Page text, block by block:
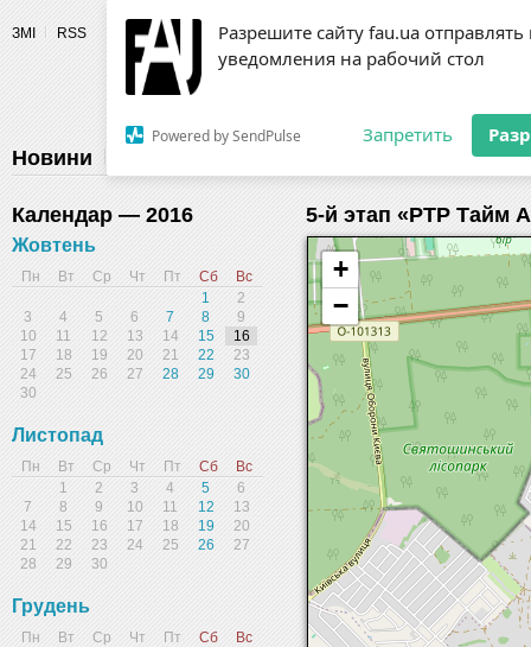
Разрешите сайту fau.ua отправлять
уведомления на рабочий стол
Powered by SendPulse Запретить
ЗМІ RSS
Новини Календар
Календар — 2016
Жовтень
Пн Вт Ср Чт Пт Сб
Вс
1
2
3
4 5 6 7 8
9
10
11 12 13 14 15
16
17
18 19 20 21 22
23
24
25 26 27 28 29
30
30
Листопад
Пн Вт Ср Чт Пт Сб
Вс
1
2 3 4 5
6
7
8 9 10 11 12
13
14
15 16 17 18 19
20
21
22 23 24 25 26
27
28
29 30
Грудень
Пн Вт Ср Чт Пт Сб
Вс
5-й этап «РТР Тайм
+
−